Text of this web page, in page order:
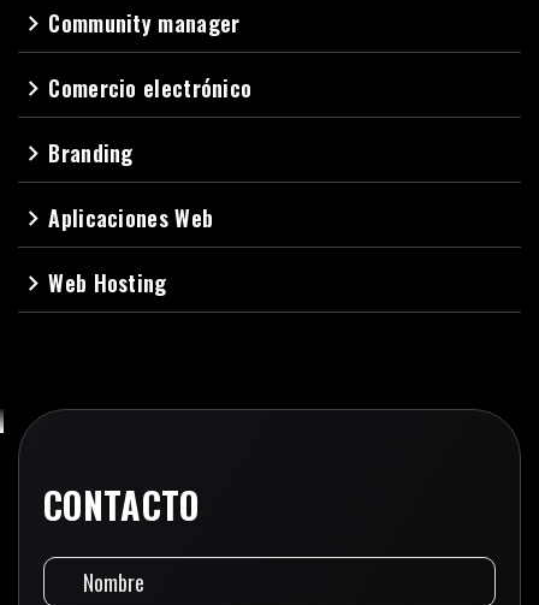
navigate_next Community manager
navigate_next Comercio electrónico
navigate_next Branding
navigate_nextAplicaciones Web
navigate_nextWeb Hosting
CONTACTO